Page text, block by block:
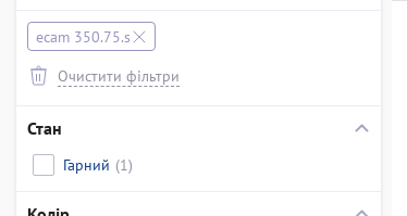
ecam 350.75.s
Очистити фільтри
Стан
Гарний (1)